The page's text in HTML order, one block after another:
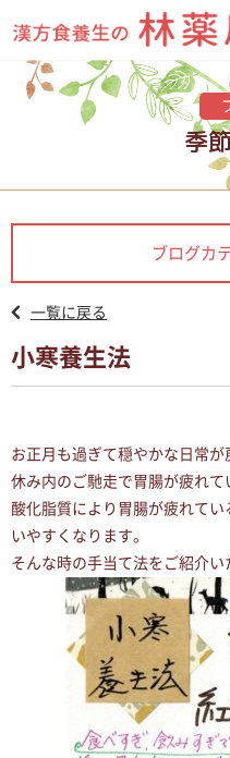
季
ブログカ
一覧に戻る
小寒養生法
お正月も過ぎて穏やかな日常が
休み内のご馳走で胃腸が疲れて
酸化脂質により胃腸が疲れて
いやすくなります。
そんな時の手当て法をご紹介い